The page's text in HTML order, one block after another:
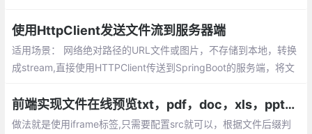
一段一段地传给后端，后端再按顺序一段段将文件进行拼接。
使用HttpClient发送文件流到服务器端
适用场景： 网络绝对路径的URL文件或图片，不存储到本地，转换
成stream,直接使用HTTPClient传送到SpringBoot的服务端，将文
这种需求，所以记录下来以备不时之需。
前端实现文件在线预览txt，pdf，doc，xls，ppt几种格式
做法就是使用iframe标签,只需要配置src就可以，根据文件后缀判